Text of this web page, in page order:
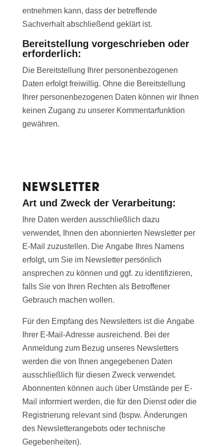
entnehmen kann, dass der betreffende
Sachverhalt abschließend geklärt ist.
Bereitstellung vorgeschrieben oder
erforderlich:
Die Bereitstellung Ihrer personenbezogenen
Daten erfolgt freiwillig. Ohne die Bereitstellung
Ihrer personenbezogenen Daten können wir Ihnen
keinen Zugang zu unserer Kommentarfunktion
gewähren.
NEWSLETTER
Art und Zweck der Verarbeitung:
Ihre Daten werden ausschließlich dazu
verwendet, Ihnen den abonnierten Newsletter per
E-Mail zuzustellen. Die Angabe Ihres Namens
erfolgt, um Sie im Newsletter persönlich
ansprechen zu können und ggf. zu identifizieren,
falls Sie von Ihren Rechten als Betroffener
Gebrauch machen wollen.
Für den Empfang des Newsletters ist die Angabe
Ihrer E-Mail-Adresse ausreichend. Bei der
Anmeldung zum Bezug unseres Newsletters
werden die von Ihnen angegebenen Daten
ausschließlich für diesen Zweck verwendet.
Abonnenten können auch über Umstände per E-
Mail informiert werden, die für den Dienst oder die
Registrierung relevant sind (bspw. Änderungen
des Newsletterangebots oder technische
Gegebenheiten).